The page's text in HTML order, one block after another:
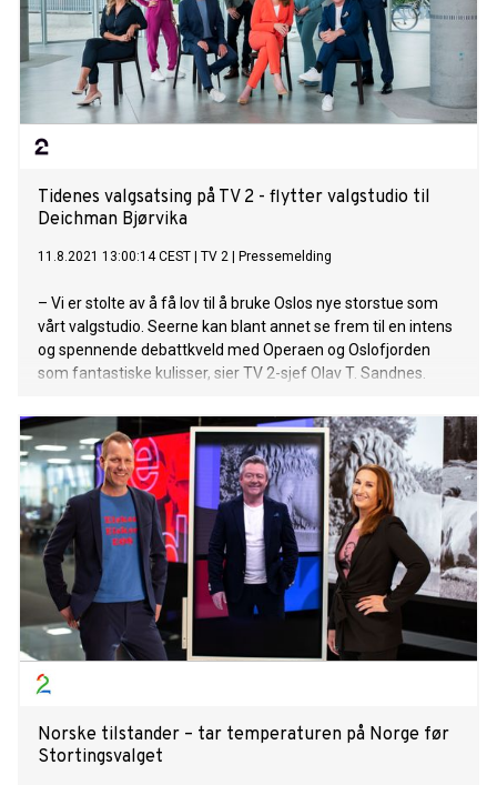
Tidenes valgsatsing på TV 2 - flytter valgstudio til
Deichman Bjørvika
11.8.2021 13:00:14 CEST TV 2 Pressemelding
– Vi er stolte av å få lov til å bruke Oslos nye storstue som
vårt valgstudio. Seerne kan blant annet se frem til en intens
og spennende debattkveld med Operaen og Oslofjorden
som fantastiske kulisser, sier TV 2-sjef Olav T. Sandnes.
Norske tilstander – tar temperaturen på Norge før
Stortingsvalget